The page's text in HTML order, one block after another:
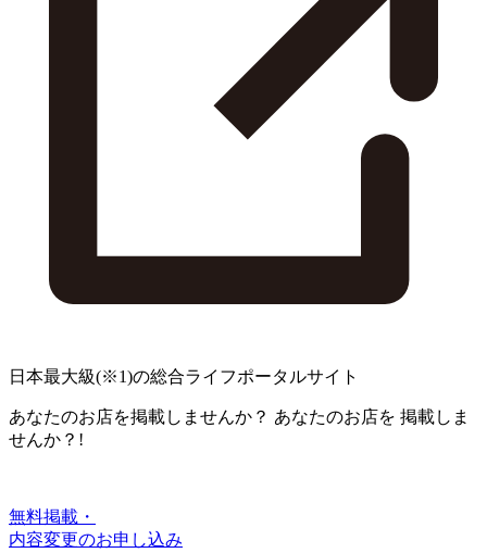
日本最大級(※1)の総合ライフポータルサイト
あなたのお店を掲載しませんか？ あなたのお店を 掲載しま
せんか？!
無料掲載・
内容変更のお申し込み